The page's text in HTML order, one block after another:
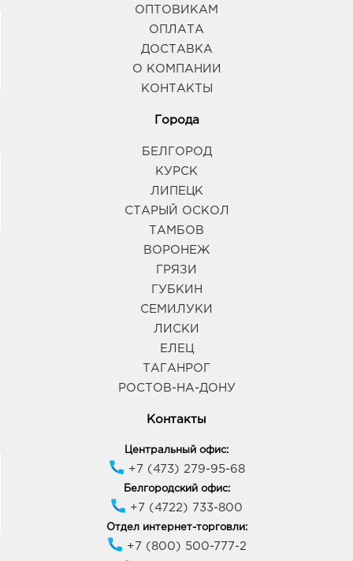
ОПТОВИКАМ
ОПЛАТА
ДОСТАВКА
О КОМПАНИИ
КОНТАКТЫ
Города
БЕЛГОРОД
КУРСК
ЛИПЕЦК
СТАРЫЙ ОСКОЛ
ТАМБОВ
ВОРОНЕЖ
ГРЯЗИ
ГУБКИН
СЕМИЛУКИ
ЛИСКИ
ЕЛЕЦ
ТАГАНРОГ
РОСТОВ-НА-ДОНУ
Контакты
Центральный офис:
+7 (473) 279-95-68
Белгородский офис:
+7 (4722) 733-800
Отдел интернет-торговли:
+7 (800) 500-777-2